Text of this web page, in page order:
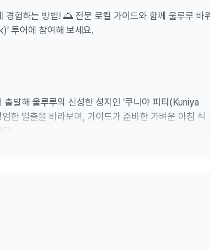
험하는 방법! 🌅 전문 로컬 가이드와 함께 울루루 바위
투어에 참여해 보세요.
발해 울루루의 신성한 성지인 '쿠니야 피티(Kuniya
한 일출을 바라보며, 가이드가 준비한 가벼운 아침 식
.
안, 대자연의 압도적인 크기와 아름다움이 온몸으로
가장 중요한 생활 터전이었던 '마라 워크(Mala